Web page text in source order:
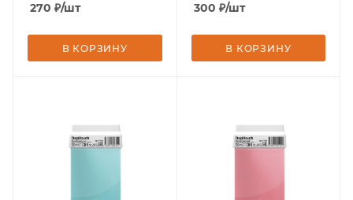
270 ₽/шт
В КОРЗИНУ
300 ₽/шт
В КОРЗИНУ